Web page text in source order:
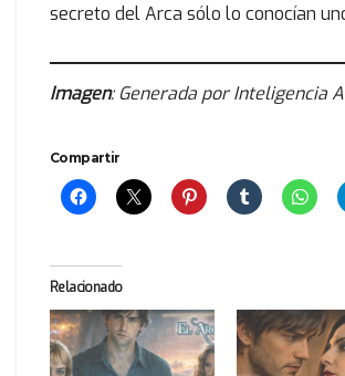
secreto del Arca sólo lo conocían
Imagen: Generada por Inteligencia
Compartir
Relacionado